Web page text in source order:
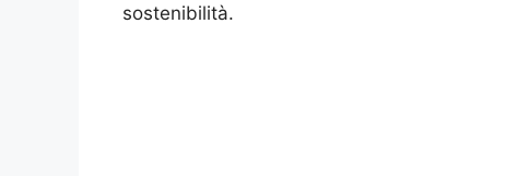
sostenibilità.